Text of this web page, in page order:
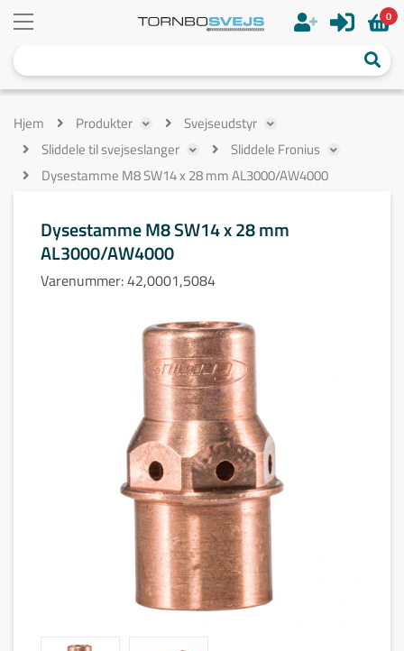
0
Hjem Produkter
Svejseudstyr
Sliddele til svejseslanger
Sliddele Fronius
Dysestamme M8 SW14 x 28 mm AL3000/AW4000
Dysestamme M8 SW14 x 28 mm
AL3000/AW4000
Varenummer:42,0001,5084